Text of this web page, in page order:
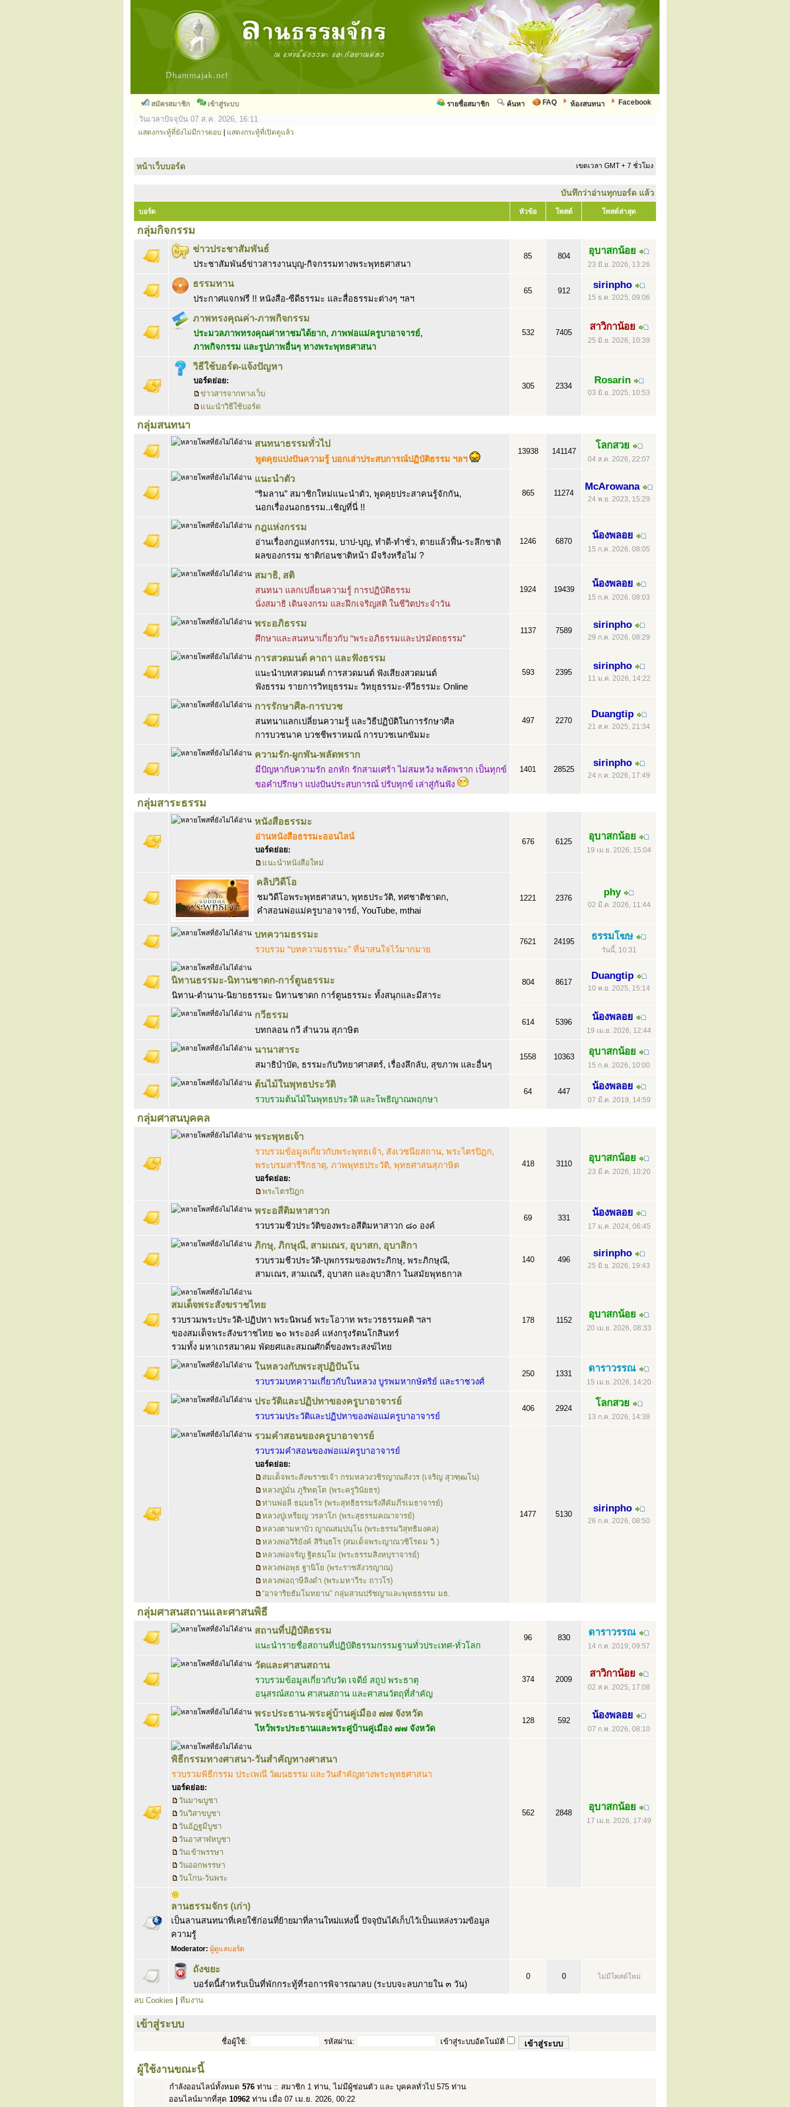
สมัครสมาชิก เข้าสู่ระบบ Facebook
ห้องสนทนา
FAQ
ค้นหา
รายชื่อสมาชิก
วันเวลาปัจจุบัน 07 ส.ค. 2026, 16:11
แสดงกระทู้ที่ยังไม่มีการตอบ แสดงกระทู้ที่เปิดดูแล้ว
หน้าเว็บบอร์ด เขตเวลา GMT + 7 ชั่วโมง
บันทึกว่าอ่านทุกบอร์ด แล้ว
บอร์ด หัวข้อ โพสต์ โพสต์ล่าสุด
กลุ่มกิจกรรม
ข่าวประชาสัมพันธ์
ประชาสัมพันธ์ข่าวสารงานบุญ-กิจกรรมทางพระพุทธศาสนา
85 804 อุบาสกน้อย
23 มิ.ย. 2026, 13:26
ธรรมทาน
ประกาศแจกฟรี !! หนังสือ-ซีดีธรรมะ และสื่อธรรมะต่างๆ ฯลฯ
65 912
sirinpho
15 ธ.ค. 2025, 09:06
ภาพทรงคุณค่า-ภาพกิจกรรม
ประมวลภาพทรงคุณค่าหาชมได้ยาก, ภาพพ่อแม่ครูบาอาจารย์,
ภาพกิจกรรม และรูปภาพอื่นๆ ทางพระพุทธศาสนา
532 7405
สาวิกาน้อย
25 มิ.ย. 2026, 10:39
วิธีใช้บอร์ด-แจ้งปัญหา
บอร์ดย่อย:
ข่าวสารจากทางเว็บ
แนะนำวิธีใช้บอร์ด
305 2334
Rosarin
03 มิ.ย. 2025, 10:53
กลุ่มสนทนา
สนทนาธรรมทั่วไป
พูดคุยแบ่งปันความรู้ บอกเล่าประสบการณ์ปฏิบัติธรรม ฯลฯ
13938 141147
โลกสวย
04 ส.ค. 2026, 22:07
แนะนำตัว
“ริมลาน” สมาชิกใหม่แนะนำตัว, พูดคุยประสาคนรู้จักกัน,
นอกเรื่องนอกธรรม..เชิญที่นี่ !!
865 11274
McArowana
24 พ.ย. 2023, 15:29
กฎแห่งกรรม
อ่านเรื่องกฎแห่งกรรม, บาป-บุญ, ทำดี-ทำชั่ว, ตายแล้วฟื้น-ระลึกชาติ
ผลของกรรม ชาติก่อนชาติหน้า มีจริงหรือไม่ ?
1246 6870
น้องพลอย
15 ก.ค. 2026, 08:05
สมาธิ, สติ
สนทนา แลกเปลี่ยนความรู้ การปฏิบัติธรรม
นั่งสมาธิ เดินจงกรม และฝึกเจริญสติ ในชีวิตประจำวัน
1924 19439
น้องพลอย
15 ก.ค. 2026, 08:03
พระอภิธรรม
ศึกษาและสนทนาเกี่ยวกับ “พระอภิธรรมและปรมัตถธรรม”
1137 7589
sirinpho
29 ก.ค. 2026, 08:29
การสวดมนต์ คาถา และฟังธรรม
แนะนำบทสวดมนต์ การสวดมนต์ ฟังเสียงสวดมนต์
ฟังธรรม รายการวิทยุธรรมะ วิทยุธรรมะ-ทีวีธรรมะ Online
593 2395
sirinpho
11 ม.ค. 2026, 14:22
การรักษาศีล-การบวช
สนทนาแลกเปลี่ยนความรู้ และวิธีปฏิบัติในการรักษาศีล
การบวชนาค บวชชีพราหมณ์ การบวชเนกขัมมะ
497 2270
Duangtip
21 ส.ค. 2025, 21:34
ความรัก-ผูกพัน-พลัดพราก
มีปัญหากับความรัก อกหัก รักสามเศร้า ไม่สมหวัง พลัดพราก เป็นทุกข์
ขอคำปรึกษา แบ่งปันประสบการณ์ ปรับทุกข์ เล่าสู่กันฟัง
1401 28525
sirinpho
24 ก.ค. 2026, 17:49
กลุ่มสาระธรรม
หนังสือธรรมะ
อ่านหนังสือธรรมะออนไลน์
บอร์ดย่อย:
แนะนำหนังสือใหม่
676 6125 อุบาสกน้อย
19 เม.ย. 2026, 15:04
คลิปวิดีโอ
ชมวิดีโอพระพุทธศาสนา, พุทธประวัติ, ทศชาติชาดก,
คำสอนพ่อแม่ครูบาอาจารย์, YouTube, mthai
1221 2376
phy
02 มี.ค. 2026, 11:44
บทความธรรมะ
รวบรวม “บทความธรรมะ” ที่น่าสนใจไว้มากมาย
7621 24195 ธรรมโฆษ
วันนี้, 10:31
นิทานธรรมะ-นิทานชาดก-การ์ตูนธรรมะ
นิทาน-ตำนาน-นิยายธรรมะ นิทานชาดก การ์ตูนธรรมะ ทั้งสนุกและมีสาระ
804 8617
Duangtip
10 พ.ย. 2025, 15:14
กวีธรรม
บทกลอน กวี สำนวน สุภาษิต
614 5396 น้องพลอย
19 เม.ย. 2026, 12:44
นานาสาระ
สมาธิบำบัด, ธรรมะกับวิทยาศาสตร์, เรื่องลึกลับ, สุขภาพ และอื่นๆ
1558 10363 อุบาสกน้อย
15 ก.ค. 2026, 10:00
ต้นไม้ในพุทธประวัติ
รวบรวมต้นไม้ในพุทธประวัติ และโพธิญาณพฤกษา
64 447 น้องพลอย
07 มี.ค. 2019, 14:59
กลุ่มศาสนบุคคล
พระพุทธเจ้า
รวบรวมข้อมูลเกี่ยวกับพระพุทธเจ้า, สังเวชนียสถาน, พระไตรปิฎก,
พระบรมสารีริกธาตุ, ภาพพุทธประวัติ, พุทธศาสนสุภาษิต
บอร์ดย่อย:
พระไตรปิฎก
418 3110
อุบาสกน้อย
23 มี.ค. 2026, 10:20
พระอสีติมหาสาวก
รวบรวมชีวประวัติของพระอสีติมหาสาวก ๘๐ องค์
69 331 น้องพลอย
17 ม.ค. 2024, 06:45
ภิกษุ, ภิกษุณี, สามเณร, อุบาสก, อุบาสิกา
รวบรวมชีวประวัติ-บุพกรรมของพระภิกษุ, พระภิกษุณี,
สามเณร, สามเณรี, อุบาสก และอุบาสิกา ในสมัยพุทธกาล
140 496
sirinpho
25 มิ.ย. 2026, 19:43
สมเด็จพระสังฆราชไทย
รวบรวมพระประวัติ-ปฏิปทา พระนิพนธ์ พระโอวาท พระวรธรรมคติ ฯลฯ
ของสมเด็จพระสังฆราชไทย ๒๐ พระองค์ แห่งกรุงรัตนโกสินทร์
รวมทั้ง มหาเถรสมาคม พัดยศและสมณศักดิ์ของพระสงฆ์ไทย
178 1152
อุบาสกน้อย
20 เม.ย. 2026, 08:33
ในหลวงกับพระสุปฏิปันโน
รวบรวมบทความเกี่ยวกับในหลวง บูรพมหากษัตริย์ และราชวงศ์
250 1331 ดาราวรรณ
15 เม.ย. 2026, 14:20
ประวัติและปฏิปทาของครูบาอาจารย์
รวบรวมประวัติและปฏิปทาของพ่อแม่ครูบาอาจารย์
406 2924 โลกสวย
13 ก.ค. 2026, 14:38
รวมคำสอนของครูบาอาจารย์
รวบรวมคำสอนของพ่อแม่ครูบาอาจารย์
บอร์ดย่อย:
สมเด็จพระสังฆราชเจ้า กรมหลวงวชิรญาณสังวร (เจริญ สุวฑฺฒโน)
หลวงปู่มั่น ภูริทตฺโต (พระครูวินัยธร)
ท่านพ่อลี ธมฺมธโร (พระสุทธิธรรมรังสีคัมภีรเมธาจารย์)
หลวงปู่เหรียญ วรลาโภ (พระสุธรรมคณาจารย์)
หลวงตามหาบัว ญาณสมฺปนฺโน (พระธรรมวิสุทธิมงคล)
หลวงพ่อวิริยังค์ สิรินฺธโร (สมเด็จพระญาณวชิโรดม วิ.)
หลวงพ่อจรัญ ฐิตธมฺโม (พระธรรมสิงหบุราจารย์)
หลวงพ่อพุธ ฐานิโย (พระราชสังวรญาณ)
หลวงพ่อฤาษีลิงดำ (พระมหาวีระ ถาวโร)
“อาจาริยธัมโมทยาน” กลุ่มสวนปรัชญาและพุทธธรรม มธ.
1477 5130
sirinpho
26 ก.ค. 2026, 08:50
กลุ่มศาสนสถานและศาสนพิธี
สถานที่ปฏิบัติธรรม
แนะนำรายชื่อสถานที่ปฏิบัติธรรมกรรมฐานทั่วประเทศ-ทั่วโลก
96 830 ดาราวรรณ
14 ก.ค. 2019, 09:57
วัดและศาสนสถาน
รวบรวมข้อมูลเกี่ยวกับวัด เจดีย์ สถูป พระธาตุ
อนุสรณ์สถาน ศาสนสถาน และศาสนวัตถุที่สำคัญ
374 2009
สาวิกาน้อย
02 ส.ค. 2025, 17:08
พระประธาน-พระคู่บ้านคู่เมือง ๗๗ จังหวัด
ไหว้พระประธานและพระคู่บ้านคู่เมือง ๗๗ จังหวัด
128 592 น้องพลอย
07 ก.พ. 2026, 08:10
พิธีกรรมทางศาสนา-วันสำคัญทางศาสนา
รวบรวมพิธีกรรม ประเพณี วัฒนธรรม และวันสำคัญทางพระพุทธศาสนา
บอร์ดย่อย:
วันมาฆบูชา
วันวิสาขบูชา
วันอัฏฐมีบูชา
วันอาสาฬหบูชา
วันเข้าพรรษา
วันออกพรรษา
วันโกน-วันพระ
562 2848
อุบาสกน้อย
17 เม.ย. 2026, 17:49
ลานธรรมจักร (เก่า)
เป็นลานสนทนาที่เคยใช้ก่อนที่ย้ายมาที่ลานใหม่แห่งนี้ ปัจจุบันได้เก็บไว้เป็นแหล่งรวมข้อมูล
ความรู้
Moderator: ผู้ดูแลบอร์ด
ถังขยะ
บอร์ดนี้สำหรับเป็นที่พักกระทู้ที่รอการพิจารณาลบ (ระบบจะลบภายใน ๓ วัน)
0 0 ไม่มีโพสต์ใหม่
ลบ Cookies ทีมงาน
เข้าสู่ระบบ
ชื่อผู้ใช้: รหัสผ่าน: เข้าสู่ระบบอัตโนมัติ
ผู้ใช้งานขณะนี้
กำลังออนไลน์ทั้งหมด 576 ท่าน :: สมาชิก 1 ท่าน, ไม่มีผู้ซ่อนตัว และ บุคคลทั่วไป 575 ท่าน
ออนไลน์มากที่สุด 10962 ท่าน เมื่อ 07 เม.ย. 2026, 00:22